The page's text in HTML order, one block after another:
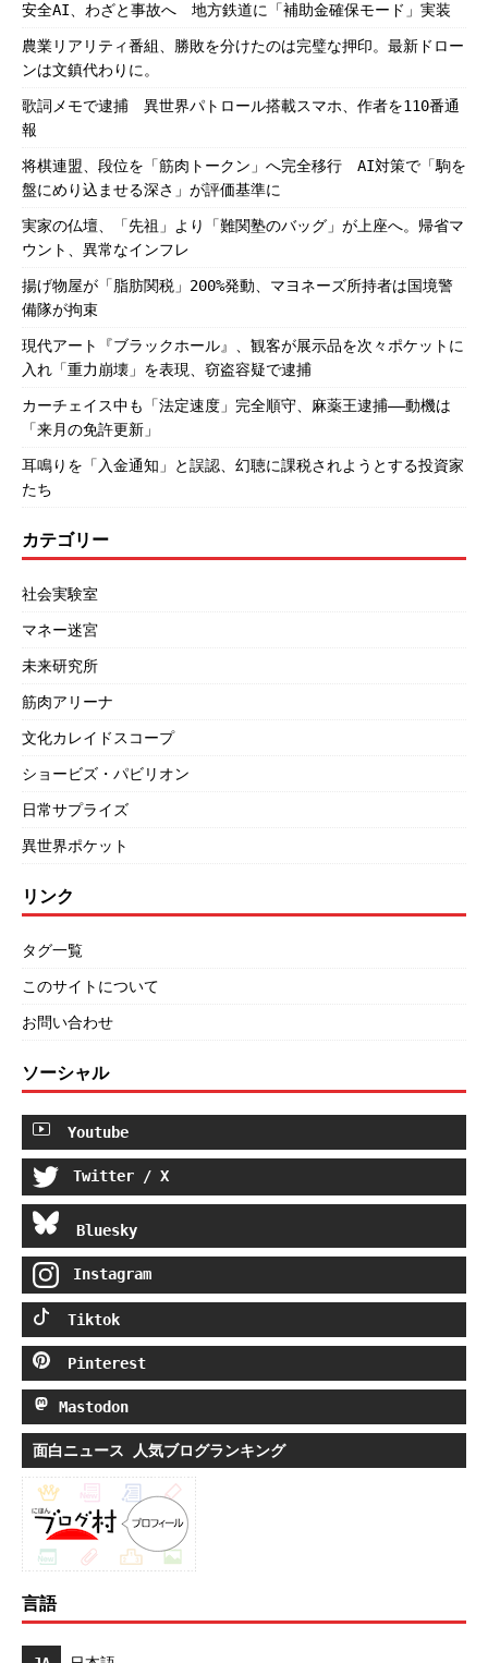
安全AI、わざと事故へ 地方鉄道に「補助金確保モード」実装
農業リアリティ番組、勝敗を分けたのは完璧な押印。最新ドロー
ンは文鎮代わりに。
歌詞メモで逮捕 異世界パトロール搭載スマホ、作者を110番通
報
将棋連盟、段位を「筋肉トークン」へ完全移行 AI対策で「駒を
盤にめり込ませる深さ」が評価基準に
実家の仏壇、「先祖」より「難関塾のバッグ」が上座へ。帰省マ
ウント、異常なインフレ
揚げ物屋が「脂肪関税」200%発動、マヨネーズ所持者は国境警
備隊が拘束
現代アート『ブラックホール』、観客が展示品を次々ポケットに
入れ「重力崩壊」を表現、窃盗容疑で逮捕
カーチェイス中も「法定速度」完全順守、麻薬王逮捕――動機は
「来月の免許更新」
耳鳴りを「入金通知」と誤認、幻聴に課税されようとする投資家
たち
カテゴリー
社会実験室
マネー迷宮
未来研究所
筋肉アリーナ
文化カレイドスコープ
ショービズ・パビリオン
日常サプライズ
異世界ポケット
リンク
タグ一覧
このサイトについて
お問い合わせ
ソーシャル
Youtube
Twitter / X
Bluesky
Instagram
Tiktok
Pinterest
Mastodon
面白ニュース 人気ブログランキング
言語